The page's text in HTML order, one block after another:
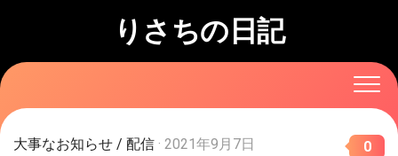
りさちの日記
大事なお知らせ / 配信 · 2021年9月7日 0